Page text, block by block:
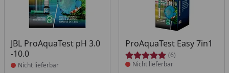
JBL ProAquaTest pH 3.0
-10.0
Produkt nicht lieferbar
Nicht lieferbar
ProAquaTest Easy 7in1
(6)
Produkt nicht lieferbar
Nicht lieferbar